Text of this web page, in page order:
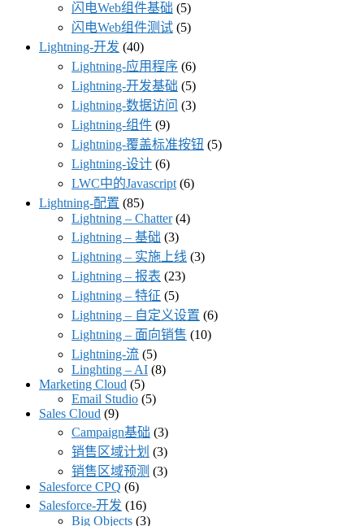
闪电Web组件基础 (5)
闪电Web组件测试 (5)
Lightning-开发 (40)
Lightning-应用程序 (6)
Lightning-开发基础 (5)
Lightning-数据访问 (3)
Lightning-组件 (9)
Lightning-覆盖标准按钮 (5)
Lightning-设计 (6)
LWC中的Javascript (6)
Lightning-配置 (85)
Lightning – Chatter(4)
Lightning – 基础 (3)
Lightning – 实施上线 (3)
Lightning – 报表 (23)
Lightning – 特征 (5)
Lightning – 自定义设置 (6)
Lightning – 面向销售 (10)
Lightning-流 (5)
Linghting – AI (8)
Marketing Cloud (5)
Email Studio (5)
Sales Cloud (9)
Campaign基础 (3)
销售区域计划 (3)
销售区域预测 (3)
Salesforce CPQ (6)
Salesforce-开发 (16)
Big Objects (3)